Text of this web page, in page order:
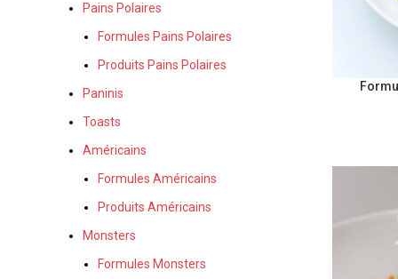
Pains Polaires
Formules Pains Polaires
Produits Pains Polaires
Paninis
Toasts
Américains
Formules Américains
Produits Américains
Monsters
Formules Monsters